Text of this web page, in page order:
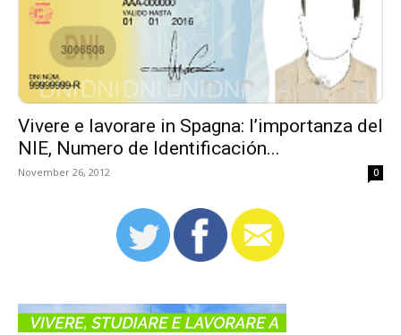
Vivere e lavorare in Spagna: l’importanza del
NIE, Numero de Identificación...
November 26, 2012 0